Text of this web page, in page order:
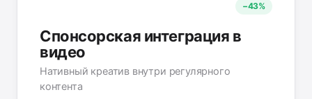
−43%
Спонсорская интеграция в
видео
Нативный креатив внутри регулярного
контента